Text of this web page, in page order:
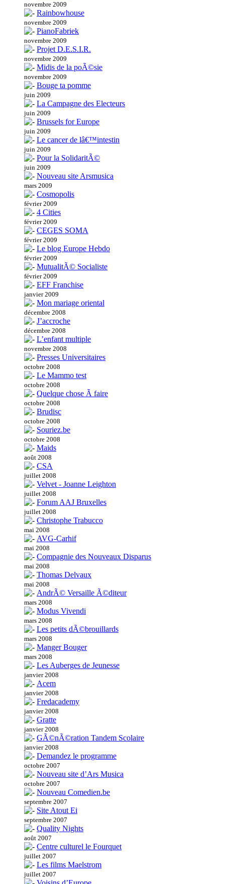
novembre 2009
Rainbowhouse
novembre 2009
PianoFabriek
novembre 2009
Projet D.E.S.I.R.
novembre 2009
Midis de la poÃ©sie
novembre 2009
Bouge ta pomme
juin 2009
La Campagne des Electeurs
juin 2009
Brussels for Europe
juin 2009
Le cancer de lâ€™intestin
juin 2009
Pour la SolidaritÃ©
juin 2009
Nouveau site Arsmusica
mars 2009
Cosmopolis
février 2009
4 Cities
février 2009
CEGES SOMA
février 2009
Le blog Europe Hebdo
février 2009
MutualitÃ© Socialiste
février 2009
EFF Franchise
janvier 2009
Mon mariage oriental
décembre 2008
J’accroche
décembre 2008
L’enfant multiple
novembre 2008
Presses Universitaires
octobre 2008
Le Mammo test
octobre 2008
Quelque chose Ã faire
octobre 2008
Brudisc
octobre 2008
Souriez.be
octobre 2008
Maids
août 2008
CSA
juillet 2008
Velvet - Joanne Leighton
juillet 2008
Forum AAJ Bruxelles
juillet 2008
Christophe Trabucco
mai 2008
AVG-Carhif
mai 2008
Compagnie des Nouveaux Disparus
mai 2008
Thomas Delvaux
mai 2008
AndrÃ© Versaille Ã©diteur
mars 2008
Modus Vivendi
mars 2008
Les petits dÃ©brouillards
mars 2008
Manger Bouger
mars 2008
Les Auberges de Jeunesse
janvier 2008
Acem
janvier 2008
Fredacademy
janvier 2008
Gratte
janvier 2008
GÃ©nÃ©ration Tandem Scolaire
janvier 2008
Demandez le programme
octobre 2007
Nouveau site d’Ars Musica
octobre 2007
Nouveau Comedien.be
septembre 2007
Site Atout Ei
septembre 2007
Quality Nights
août 2007
Centre culturel le Fourquet
juillet 2007
Les films Maelstrom
juillet 2007